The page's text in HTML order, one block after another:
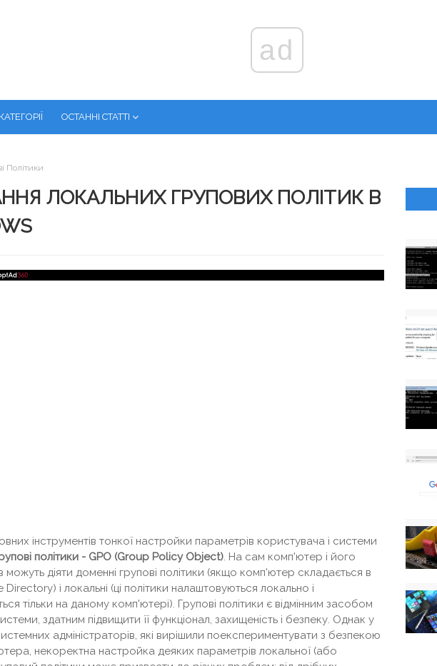
ad
КАТЕГОРІЇ ОСТАННІ СТАТТІ
Політики
ЛОКАЛЬНИХ ГРУПОВИХ ПОЛІТИК В
інструментів тонкої настройки параметрів користувача і системи
політики - GPO (Group Policy Object). На сам комп'ютер і його
можуть діяти доменні групові політики (якщо комп'ютер складається в
і локальні (ці політики налаштовуються локально і
тільки на даному комп'ютері). Групові політики є відмінним засобом
здатним підвищити її функціонал, захищеність і безпеку. Однак у
адміністраторів, які вирішили поекспериментувати з безпекою
некоректна настройка деяких параметрів локальної (або